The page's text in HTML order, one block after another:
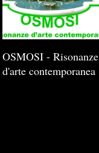
OSMOSI - Risonanze
d'arte contemporanea